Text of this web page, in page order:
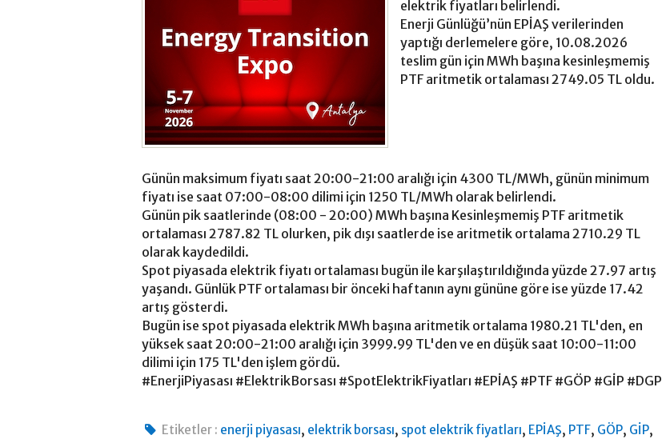
elektrik fiyatları belirlendi.
Enerji Günlüğü’nün EPİAŞ verilerinden
yaptığı derlemelere göre, 10.08.2026
teslim gün için MWh başına kesinleşmemiş
PTF aritmetik ortalaması 2749.05 TL oldu.
Günün maksimum fiyatı saat 20:00-21:00 aralığı için 4300 TL/MWh, günün minimum
fiyatı ise saat 07:00-08:00 dilimi için 1250 TL/MWh olarak belirlendi.
Günün pik saatlerinde (08:00 - 20:00) MWh başına Kesinleşmemiş PTF aritmetik
ortalaması 2787.82 TL olurken, pik dışı saatlerde ise aritmetik ortalama 2710.29 TL
olarak kaydedildi.
Spot piyasada elektrik fiyatı ortalaması bugün ile karşılaştırıldığında yüzde 27.97 artış
yaşandı. Günlük PTF ortalaması bir önceki haftanın aynı gününe göre ise yüzde 17.42
artış gösterdi.
Bugün ise spot piyasada elektrik MWh başına aritmetik ortalama 1980.21 TL'den, en
yüksek saat 20:00-21:00 aralığı için 3999.99 TL'den ve en düşük saat 10:00-11:00
dilimi için 175 TL'den işlem gördü.
#EnerjiPiyasası #ElektrikBorsası #SpotElektrikFiyatları #EPİAŞ #PTF #GÖP #GİP #DGP
Etiketler : enerji piyasası, elektrik borsası, spot elektrik fiyatları, EPİAŞ, PTF, GÖP, GİP,